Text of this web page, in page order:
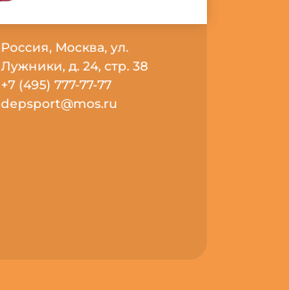
Россия, Москва, ул.
Лужники, д. 24, стр. 38
+7 (495) 777-77-77
depsport@mos.ru